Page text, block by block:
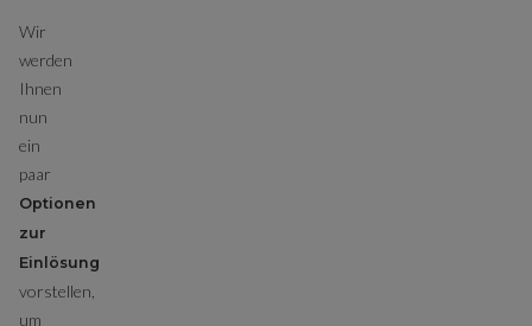
Wir
werden
Ihnen
nun
ein
paar
Optionen
zur
Einlösung
vorstellen,
um